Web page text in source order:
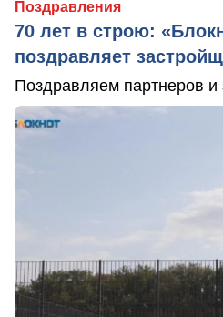
Поздравления
70 лет в строю:
поздравляет
Поздравляем партнеров и